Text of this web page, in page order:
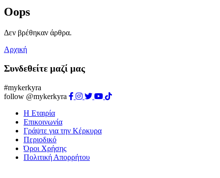
Oops
Δεν βρέθηκαν άρθρα.
Αρχική
Συνδεθείτε μαζί μας
#mykerkyra
follow @mykerkyra
Η Εταιρία
Επικοινωνία
Γράψτε για την Κέρκυρα
Περιοδικό
Όροι Χρήσης
Πολιτική Απορρήτου